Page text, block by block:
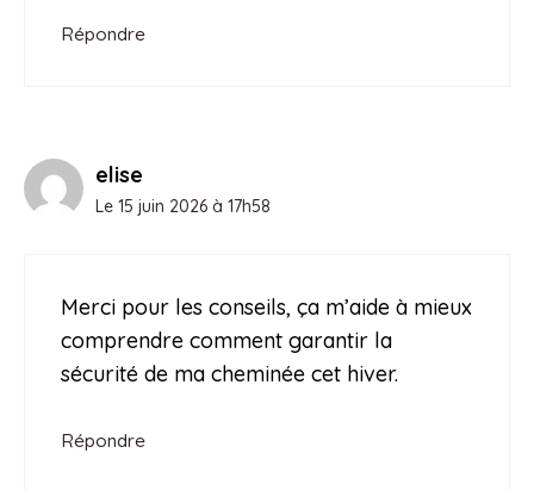
Répondre
elise
Le 15 juin 2026 à 17h58
Merci pour les conseils, ça m’aide à mieux
comprendre comment garantir la
sécurité de ma cheminée cet hiver.
Répondre